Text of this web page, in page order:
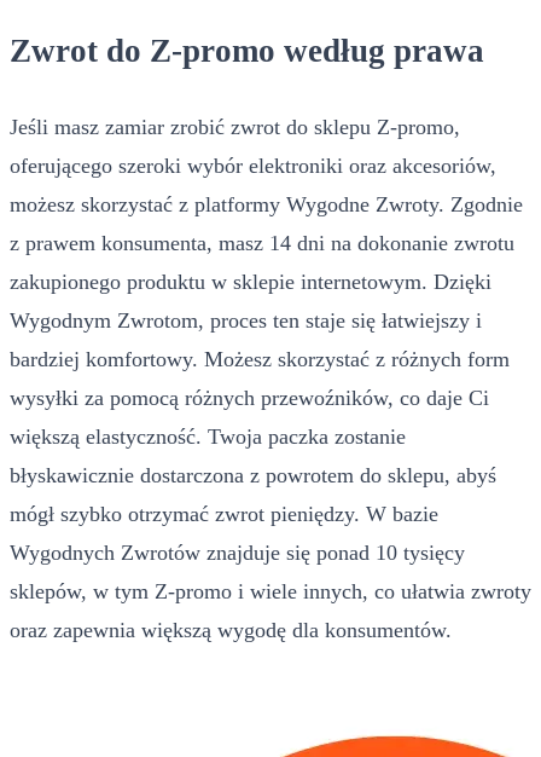
Zwrot do Z-promo według prawa
Jeśli masz zamiar zrobić zwrot do sklepu Z-promo,
oferującego szeroki wybór elektroniki oraz akcesoriów,
możesz skorzystać z platformy Wygodne Zwroty. Zgodnie
z prawem konsumenta, masz 14 dni na dokonanie zwrotu
zakupionego produktu w sklepie internetowym. Dzięki
Wygodnym Zwrotom, proces ten staje się łatwiejszy i
bardziej komfortowy. Możesz skorzystać z różnych form
wysyłki za pomocą różnych przewoźników, co daje Ci
większą elastyczność. Twoja paczka zostanie
błyskawicznie dostarczona z powrotem do sklepu, abyś
mógł szybko otrzymać zwrot pieniędzy. W bazie
Wygodnych Zwrotów znajduje się ponad 10 tysięcy
sklepów, w tym Z-promo i wiele innych, co ułatwia zwroty
oraz zapewnia większą wygodę dla konsumentów.